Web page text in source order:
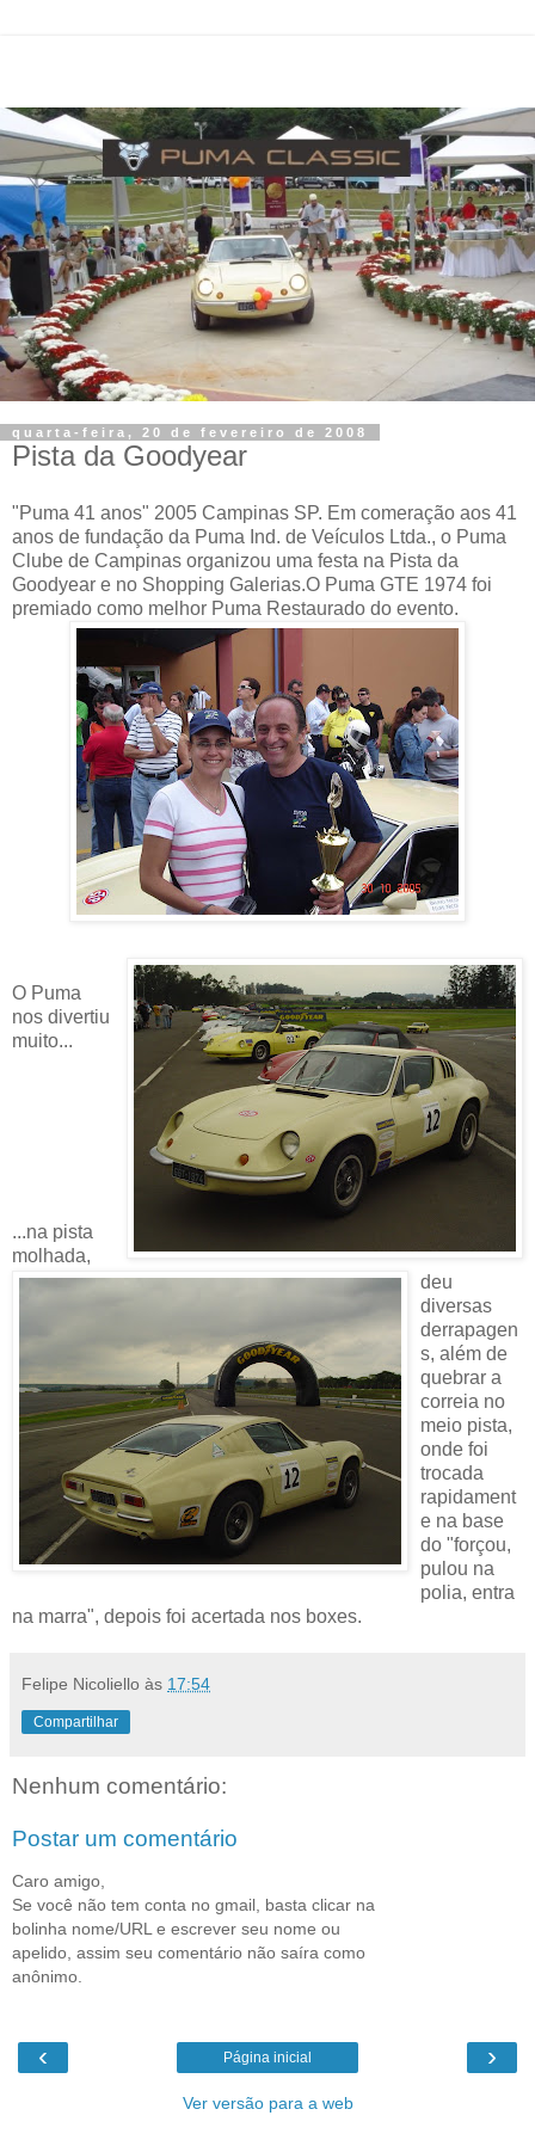
quarta-feira, 20 de fevereiro de 2008
Pista da Goodyear
"Puma 41 anos" 2005 Campinas SP. Em comeração aos 41
anos de fundação da Puma Ind. de Veículos Ltda., o Puma
Clube de Campinas organizou uma festa na Pista da
Goodyear e no Shopping Galerias.O Puma GTE 1974 foi
premiado como melhor Puma Restaurado do evento.
O Puma
nos divertiu
muito...
...na pista
molhada,
deu
diversas
derrapagen
s, além de
quebrar a
correia no
meio pista,
onde foi
trocada
rapidament
e na base
do "forçou,
pulou na
polia, entra
na marra", depois foi acertada nos boxes.
Felipe Nicoliello às 17:54
Compartilhar
Nenhum comentário:
Postar um comentário
Caro amigo,
Se você não tem conta no gmail, basta clicar na
bolinha nome/URL e escrever seu nome ou
apelido, assim seu comentário não saíra como
anônimo.
‹ ›
Página inicial
Ver versão para a web